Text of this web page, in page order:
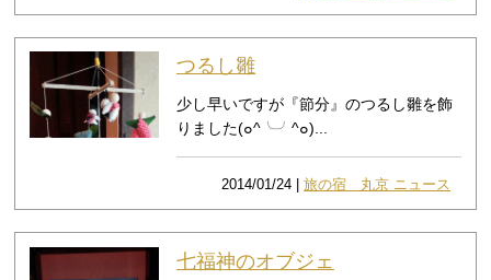
つるし雛
少し早いですが『節分』のつるし雛を飾
りました(๐^╰╯^๐)...
2014/01/24 |旅の宿 丸京 ニュース
七福神のオブジェ